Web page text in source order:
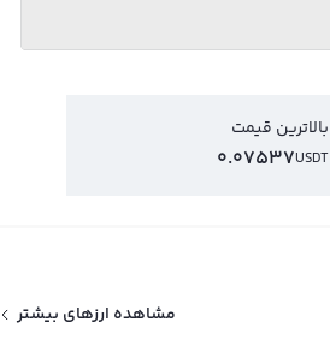
بالاترین قیمت
USDT
0.07537
مشاهده ارزهای بیشتر